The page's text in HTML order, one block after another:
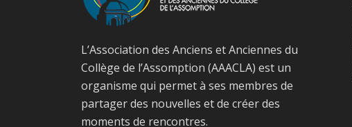
L’Association des Anciens et Anciennes du
Collège de l’Assomption (AAACLA) est un
organisme qui permet à ses membres de
partager des nouvelles et de créer des
moments de rencontres.